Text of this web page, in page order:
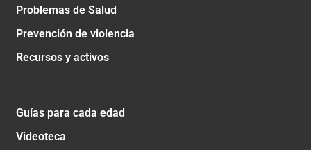
Problemas de Salud
Prevención de violencia
Recursos y activos
Guías para cada edad
Videoteca